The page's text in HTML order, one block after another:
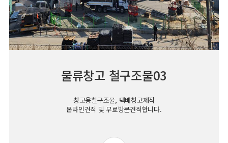
물류창고 철구조물03
창고용철구조물, 택배창고제작
온라인견적 및 무료방문견적합니다.